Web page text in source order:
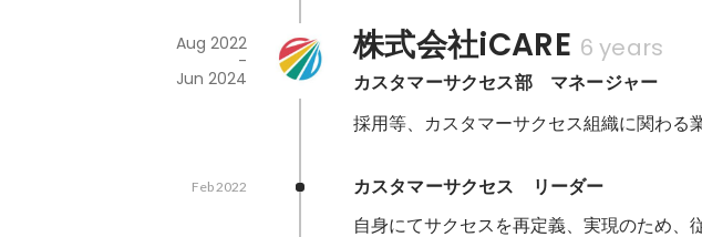
株式会社iCARE 6 years
カスタマーサクセス部　マネージャー
Aug 2022
-
Jun 2024
採用等、カスタマーサクセス組織に関わる
カスタマーサクセス　リーダー
Feb 2022
自身にてサクセスを再定義、実現のため、